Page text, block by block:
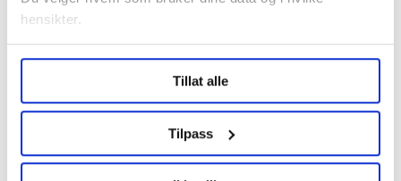
hensikter.
Undermer infokan du lese om hvordan dine personlige
data behandles og hvordan du kan velge hvordan de skal
brukes. Du kan hele tiden endre eller trekke tilbake ditt
samtykke fra erklæringen om informasjonskapsler.
LO Medias publikasjoner frifagbevegelse.no, hk-nytt.no
Tillat alle
Tilpass
Regionleder Region Indre Øst
Fellesforbundet